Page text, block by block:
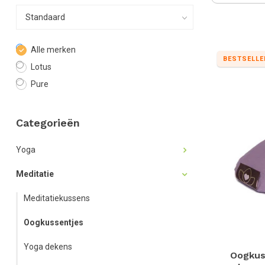
Alle merken
Lotus
Pure
Categorieën
Yoga
Meditatie
Meditatiekussens
Oogkussentjes
Yoga dekens